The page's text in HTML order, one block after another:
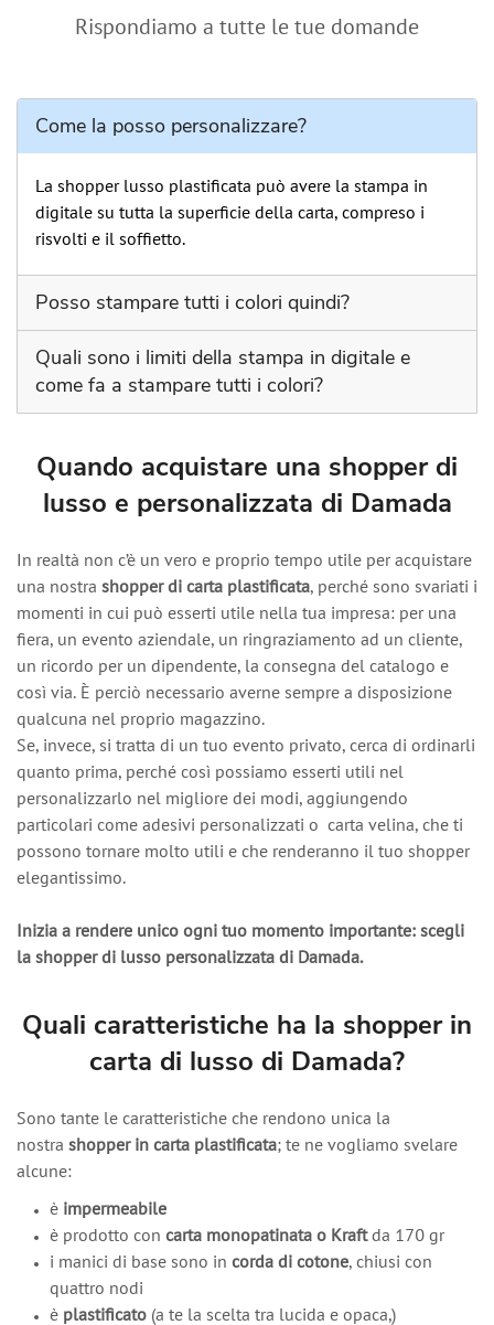
Rispondiamo a tutte le tue domande
Come la posso personalizzare?
La shopper lusso plastificata può avere la stampa in
digitale su tutta la superficie della carta, compreso i
risvolti e il soffietto.
Posso stampare tutti i colori quindi?
la stampa digitale ha dei limiti.
Quali sono i limiti della stampa in digitale e
come fa a stampare tutti i colori?
essi si possono stampare varie grafiche; però i fondi
pieni (un solo colore sulla base) fatti con colori scuri e
di stampa e per tale motivo le evitiamo.
Quando acquistare una shopper di
lusso e personalizzata di Damada
In realtà non c’è un vero e proprio tempo utile per acquistare
una nostra shopper di carta plastificata, perché sono svariati i
momenti in cui può esserti utile nella tua impresa: per una
fiera, un evento aziendale, un ringraziamento ad un cliente,
un ricordo per un dipendente, la consegna del catalogo e
così via. È perciò necessario averne sempre a disposizione
qualcuna nel proprio magazzino.
Se, invece, si tratta di un tuo evento privato, cerca di ordinarli
quanto prima, perché così possiamo esserti utili nel
personalizzarlo nel migliore dei modi, aggiungendo
particolari come adesivi personalizzati o carta velina, che ti
possono tornare molto utili e che renderanno il tuo shopper
elegantissimo.
Inizia a rendere unico ogni tuo momento importante: scegli
la shopper di lusso personalizzata di Damada.
Quali caratteristiche ha la shopper in
carta di lusso di Damada?
Sono tante le caratteristiche che rendono unica la
nostra shopper in carta plastificata; te ne vogliamo svelare
alcune:
è impermeabile
è prodotto con carta monopatinata o Kraft da 170 gr
i manici di base sono in corda di cotone, chiusi con
quattro nodi
è plastificato (a te la scelta tra lucida e opaca,)